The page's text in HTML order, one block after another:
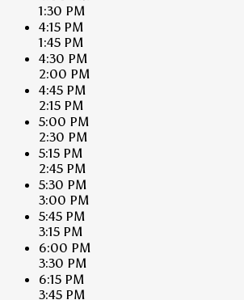
1:30 PM
4:15 PM
1:45 PM
4:30 PM
2:00 PM
4:45 PM
2:15 PM
5:00 PM
2:30 PM
5:15 PM
2:45 PM
5:30 PM
3:00 PM
5:45 PM
3:15 PM
6:00 PM
3:30 PM
6:15 PM
3:45 PM